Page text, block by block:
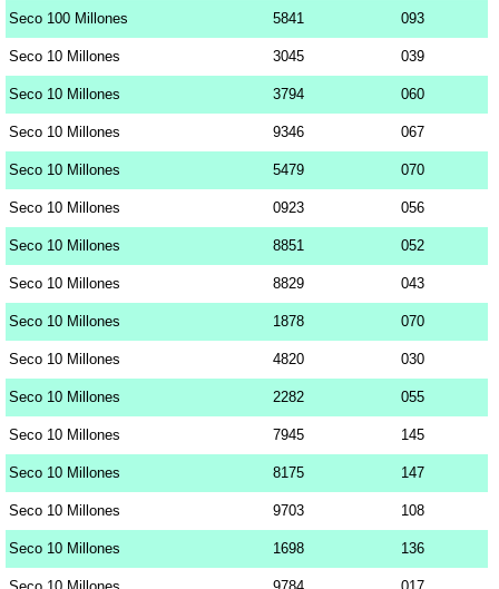
Seco 100 Millones 5841 093
Seco 10 Millones 3045 039
Seco 10 Millones 3794 060
Seco 10 Millones 9346 067
Seco 10 Millones 5479 070
Seco 10 Millones 0923 056
Seco 10 Millones 8851 052
Seco 10 Millones 8829 043
Seco 10 Millones 1878 070
Seco 10 Millones 4820 030
Seco 10 Millones 2282 055
Seco 10 Millones 7945 145
Seco 10 Millones 8175 147
Seco 10 Millones 9703 108
Seco 10 Millones 1698 136